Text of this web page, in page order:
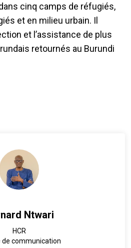
cinq camps de réfugiés,
et en milieu urbain. Il
et l’assistance de plus
retournés au Burundi
Ntwari
HCR
de communication